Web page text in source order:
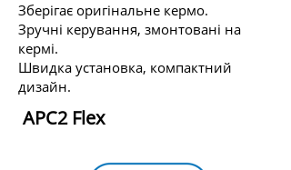
Зберігає оригінальне кермо.
Зручні керування, змонтовані на
кермі.
Швидка установка, компактний
дизайн.
​ APC2 Flex